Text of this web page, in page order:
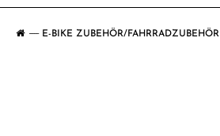
E-BIKE ZUBEHÖR/FAHRRADZUBEHÖR